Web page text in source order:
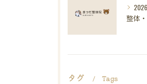
タグ Tags